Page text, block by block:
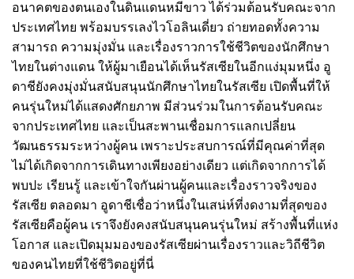
อนาคตของตนเองในดินแดนหมีขาว ได้ร่วมต้อนรับคณะจาก
ประเทศไทย พร้อมบรรเลงไวโอลินเดี่ยว ถ่ายทอดทั้งความ
สามารถ ความมุ่งมั่น และเรื่องราวการใช้ชีวิตของนักศึกษา
ไทยในต่างแดน ให้ผู้มาเยือนได้เห็นรัสเซียในอีกแง่มุมหนึ่ง อู
ดาชียังคงมุ่งมั่นสนับสนุนนักศึกษาไทยในรัสเซีย เปิดพื้นที่ให้
คนรุ่นใหม่ได้แสดงศักยภาพ มีส่วนร่วมในการต้อนรับคณะ
จากประเทศไทย และเป็นสะพานเชื่อมการแลกเปลี่ยน
วัฒนธรรมระหว่างผู้คน เพราะประสบการณ์ที่มีคุณค่าที่สุด
ไม่ได้เกิดจากการเดินทางเพียงอย่างเดียว แต่เกิดจากการได้
พบปะ เรียนรู้ และเข้าใจกันผ่านผู้คนและเรื่องราวจริงของ
รัสเซีย ตลอดมา อูดาชีเชื่อว่าหนึ่งในเสน่ห์ที่งดงามที่สุดของ
รัสเซียคือผู้คน เราจึงยังคงสนับสนุนคนรุ่นใหม่ สร้างพื้นที่แห่ง
โอกาส และเปิดมุมมองของรัสเซียผ่านเรื่องราวและวิถีชีวิต
ของคนไทยที่ใช้ชีวิตอยู่ที่นี่